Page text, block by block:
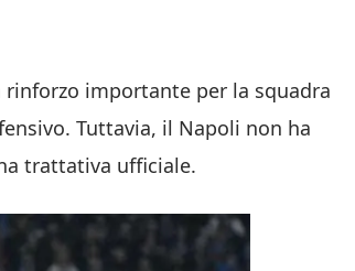
importante per la squadra
Tuttavia, il Napoli non ha
trattativa ufficiale.